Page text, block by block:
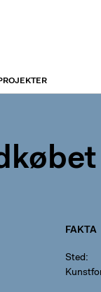
FAKTA
Sted